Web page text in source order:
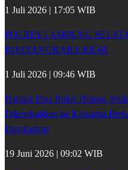
1 Juli 2026 | 17:05 WIB
POLRES LAMPUNG
BHAYANGKARA KE-80
1 Juli 2026 | 09:46 WIB
Hampir Dua Bulan Hilang,
Dikembalikan ke Keluarga
Damkarmat
19 Juni 2026 | 09:02 WIB